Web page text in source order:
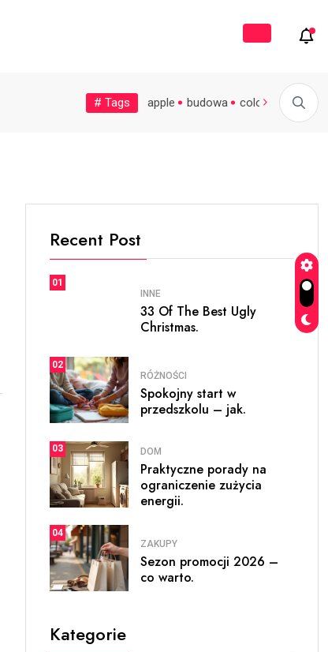
Co jeść, by pasma... Spokojny start w
# Tags
sprzątanie world apple budowa colors cooking
Recent Post
01
INNE
33 Of The Best Ugly
Christmas.
02
RÓŻNOŚCI
Spokojny start w
przedszkolu – jak.
03 DOM
Praktyczne porady na
ograniczenie zużycia
energii.
04
ZAKUPY
Sezon promocji 2026 –
co warto.
Kategorie